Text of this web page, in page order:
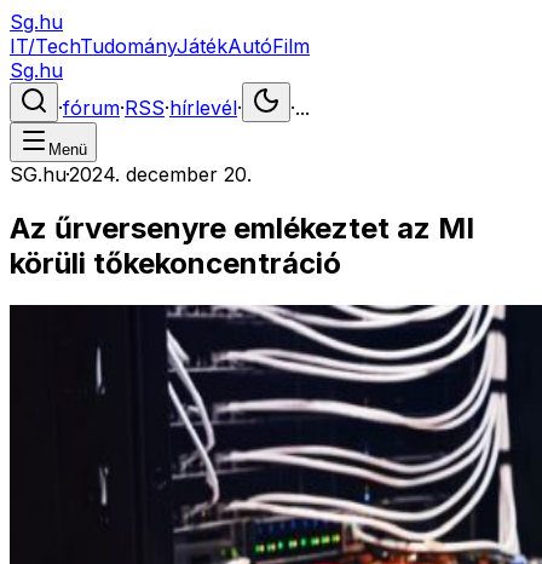
Sg.hu
IT/TechTudományJátékAutóFilm
Sg.hu
·fórum·RSS·hírlevél· ·...
Menü
SG.hu·2024. december 20.
Az űrversenyre emlékeztet az MI
körüli tőkekoncentráció